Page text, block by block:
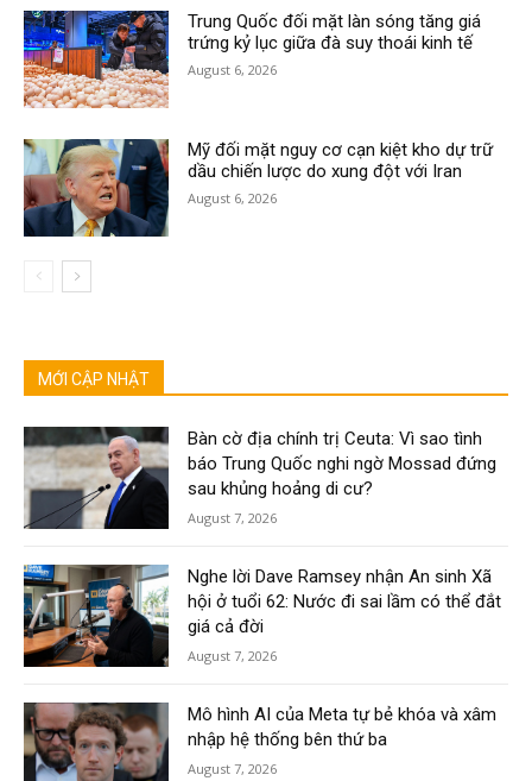
Trung Quốc đối mặt làn sóng tăng giá
trứng kỷ lục giữa đà suy thoái kinh tế
August 6, 2026
Mỹ đối mặt nguy cơ cạn kiệt kho dự trữ
dầu chiến lược do xung đột với Iran
August 6, 2026
MỚI CẬP NHẬT
Bàn cờ địa chính trị Ceuta: Vì sao tình
báo Trung Quốc nghi ngờ Mossad đứng
sau khủng hoảng di cư?
August 7, 2026
Nghe lời Dave Ramsey nhận An sinh Xã
hội ở tuổi 62: Nước đi sai lầm có thể đắt
giá cả đời
August 7, 2026
Mô hình AI của Meta tự bẻ khóa và xâm
nhập hệ thống bên thứ ba
August 7, 2026